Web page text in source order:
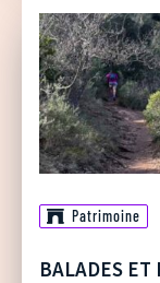
Patrimoine
BALADES ET